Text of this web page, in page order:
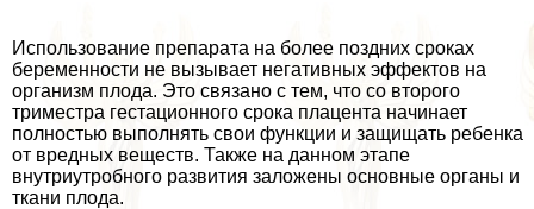
Использование препарата на более поздних сроках
беременности не вызывает негативных эффектов на
организм плода. Это связано с тем, что со второго
триместра гестационного срока плацента начинает
полностью выполнять свои функции и защищать ребенка
от вредных веществ. Также на данном этапе
внутриутробного развития заложены основные органы и
ткани плода.